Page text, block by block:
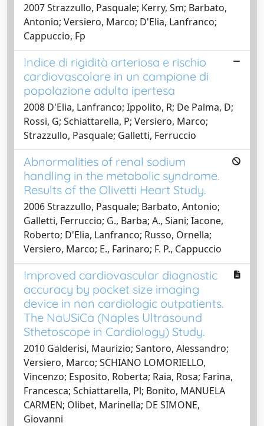
2007 Strazzullo, Pasquale; Kerry, Sm; Barbato,
Antonio; Versiero, Marco; D'Elia, Lanfranco;
Cappuccio, Fp
Indice di rigidità arteriosa e rischio
cardiovascolare in un campione di
popolazione adulta ipertesa
2008 D'Elia, Lanfranco; Ippolito, R; De Palma, D;
Rossi, G; Schiattarella, P; Versiero, Marco;
Strazzullo, Pasquale; Galletti, Ferruccio
Abnormalities of renal sodium
handling in the metabolic syndrome.
Results of the Olivetti Heart Study.
2006 Strazzullo, Pasquale; Barbato, Antonio;
Galletti, Ferruccio; G., Barba; A., Siani; Iacone,
Roberto; D'Elia, Lanfranco; Russo, Ornella;
Versiero, Marco; E., Farinaro; F. P., Cappuccio
Improved cardiovascular diagnostic
accuracy by pocket size imaging
device in non cardiologic outpatients.
The NaUSiCa (Naples Ultrasound
Sthetoscope in Cardiology) Study.
2010 Galderisi, Maurizio; Santoro, Alessandro;
Versiero, Marco; SCHIANO LOMORIELLO,
Vincenzo; Esposito, Roberta; Raia, Rosa; Farina,
Francesca; Schiattarella, Pl; Bonito, MANUELA
CARMEN; Olibet, Marinella; DE SIMONE,
Giovanni